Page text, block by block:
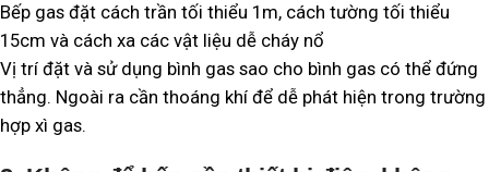
Bếp gas đặt cách trần tối thiểu 1m, cách tường tối thiểu
15cm và cách xa các vật liệu dễ cháy nổ
Vị trí đặt và sử dụng bình gas sao cho bình gas có thể đứng
thẳng. Ngoài ra cần thoáng khí để dễ phát hiện trong trường
hợp xì gas.